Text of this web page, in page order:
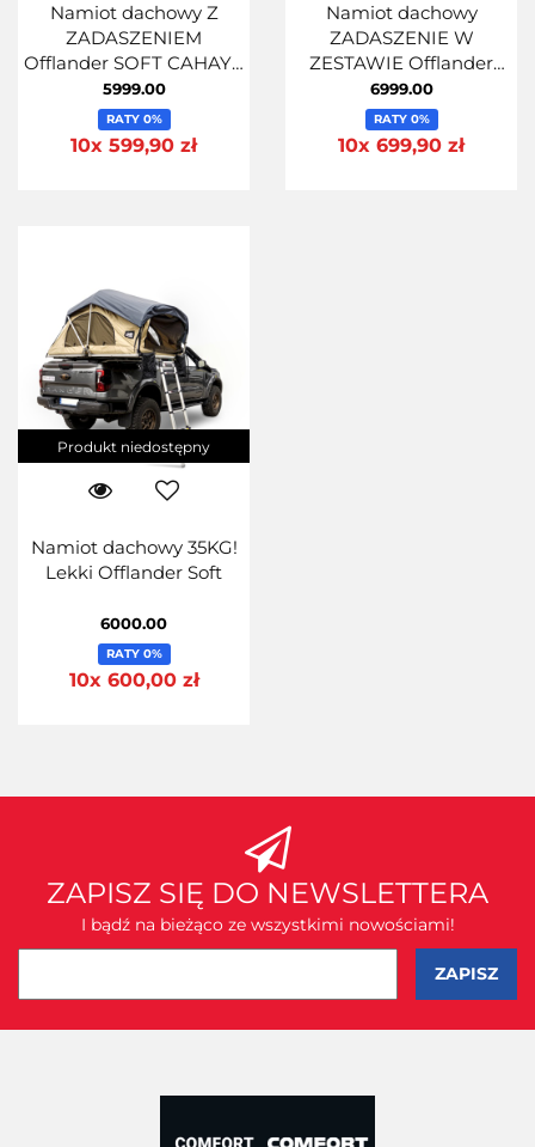
Namiot dachowy Z
ZADASZENIEM
Offlander SOFT CAHAYA
140
5999.00
RATY 0%
10x 599,90 zł
Namiot dachowy
ZADASZENIE W
ZESTAWIE Offlander
Cahaya 160 Miękka
oprawa
6999.00
RATY 0%
10x 699,90 zł
Produkt niedostępny
Namiot dachowy 35KG!
Lekki Offlander Soft
6000.00
RATY 0%
10x 600,00 zł
ZAPISZ SIĘ DO NEWSLETTERA
I bądź na bieżąco ze wszystkimi nowościami!